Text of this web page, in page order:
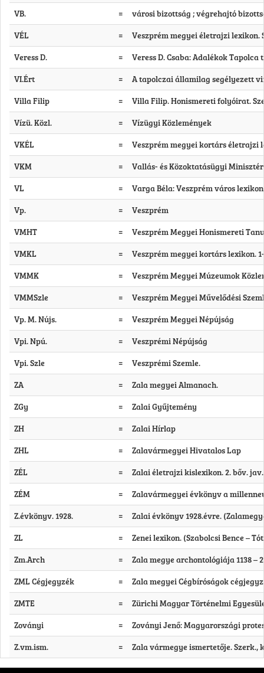
VB.
=
városi bizottság ; végrehajtó
VÉL
=
Veszprém megyei életrajzi lexikon.
Veress D.
=
Veress D. Csaba: Adalékok Tapolca
VI.Ért
=
A tapolczai államilag segélyezett
Villa Filip
=
Villa Filip. Honismereti folyóirat.
Vízü. Közl.
=
Vízügyi Közlemények
VKÉL
=
Veszprém megyei kortárs életrajzi
VKM
=
Vallás- és Közoktatásügyi
VL
=
Varga Béla: Veszprém város
Vp.
=
Veszprém
VMHT
=
Veszprém Megyei Honismereti
VMKL
=
Veszprém megyei kortárs lexikon.
VMMK
=
Veszprém Megyei Múzeumok
VMMSzle
=
Veszprém Megyei Művelődési
Vp. M. Nújs.
=
Veszprém Megyei Népújság
Vpi. Npú.
=
Veszprémi Népújság
Vpi. Szle
=
Veszprémi Szemle.
ZA
=
Zala megyei Almanach.
ZGy
=
Zalai Gyűjtemény
ZH
=
Zalai Hírlap
ZHL
=
Zalavármegyei Hivatalos Lap
ZÉL
=
Zalai életrajzi kislexikon. 2. bőv.
ZÉM
=
Zalavármegyei évkönyv a
Z.évkönyv. 1928.
=
Zalai évkönyv 1928.évre.
ZL
=
Zenei lexikon. (Szabolcsi Bence –
Zm.Arch
=
Zala megye archontológiája 1138 –
ZML Cégjegyzék
=
Zala megyei Cégbíróságok
ZMTE
=
Zürichi Magyar Történelmi
Zoványi
=
Zoványi Jenő: Magyarországi
Z.vm.ism.
= Zala vármegye ismertetője. Szerk.,